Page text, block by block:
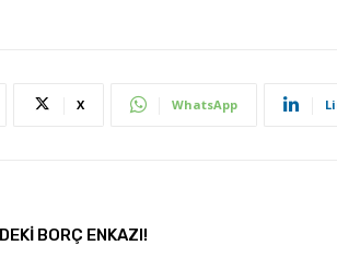
X WhatsApp
BORÇ ENKAZI!